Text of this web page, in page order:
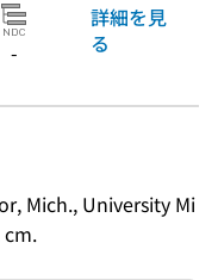
-
詳細を見
る
Mich., University Mi